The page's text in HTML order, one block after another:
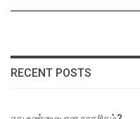
RECENT POSTS